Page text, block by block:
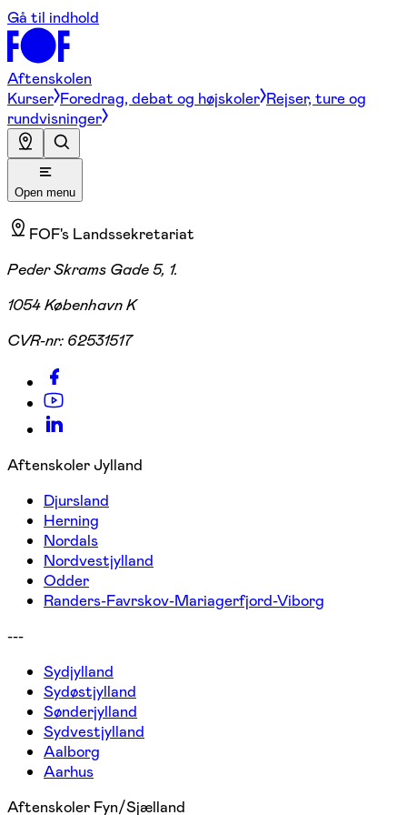
Gå til indhold
Aftenskolen
Kurser Foredrag, debat og højskoler Rejser, ture og
rundvisninger
Open menu
FOF's Landssekretariat
Peder Skrams Gade 5, 1.
1054 København K
CVR-nr: 62531517
Aftenskoler Jylland
Djursland
Herning
Nordals
Nordvestjylland
Odder
Randers-Favrskov-Mariagerfjord-Viborg
---
Sydjylland
Sydøstjylland
Sønderjylland
Sydvestjylland
Aalborg
Aarhus
Aftenskoler Fyn/Sjælland